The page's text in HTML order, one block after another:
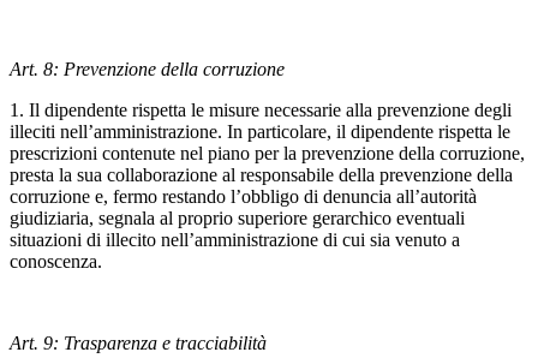
Art. 8: Prevenzione della corruzione
1. Il dipendente rispetta le misure necessarie alla prevenzione degli
illeciti nell’amministrazione. In particolare, il dipendente rispetta le
prescrizioni contenute nel piano per la prevenzione della corruzione,
presta la sua collaborazione al responsabile della prevenzione della
corruzione e, fermo restando l’obbligo di denuncia all’autorità
giudiziaria, segnala al proprio superiore gerarchico eventuali
situazioni di illecito nell’amministrazione di cui sia venuto a
conoscenza.
Art. 9: Trasparenza e tracciabilità